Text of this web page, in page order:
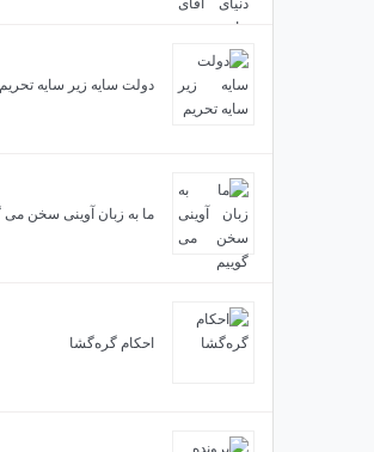
دولت سایه زیر سایه تحریم
ما به زبان آوینی سخن می
احکام گره‌گشا